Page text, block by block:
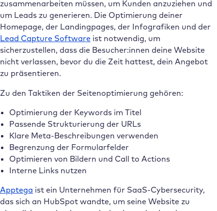
zusammenarbeiten müssen, um Kunden anzuziehen und
um Leads zu generieren. Die Optimierung deiner
Homepage, der Landingpages, der Infografiken und der
Lead Capture Software ist notwendig, um
sicherzustellen, dass die Besucher:innen deine Website
nicht verlassen, bevor du die Zeit hattest, dein Angebot
zu präsentieren.
Zu den Taktiken der Seitenoptimierung gehören:
Optimierung der Keywords im Titel
Passende Strukturierung der URLs
Klare Meta-Beschreibungen verwenden
Begrenzung der Formularfelder
Optimieren von Bildern und Call to Actions
Interne Links nutzen
Apptega ist ein Unternehmen für SaaS-Cybersecurity,
das sich an HubSpot wandte, um seine Website zu